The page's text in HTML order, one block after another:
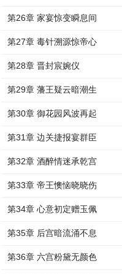
第26章 家宴惊变瞬息间
第27章 毒针溯源惊帝心
第28章 晋封宸婉仪
第29章 藩王疑云暗潮生
第30章 御花园风波再起
第31章 边关捷报宴群臣
第32章 酒醉情迷承乾宫
第33章 帝王懊恼晓晓伤
第34章 心意初定赠玉佩
第35章 后宫暗流涌不息
第36章 六宫粉黛无颜色